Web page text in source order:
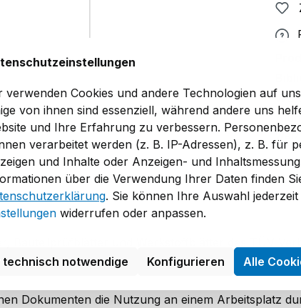
WB
Bauteilprüfblätter und Werkstoffblätter des TÜV-
Dokumenten die Nutzung an einem Arbeitsplatz
verwenden Cookies und andere Technologien auf
von ihnen sind essenziell, während andere uns
und Ihre Erfahrung zu verbessern.
verarbeitet werden (z. B. IP-Adressen), z. B. für
und Inhalte oder Anzeigen- und
über die Verwendung Ihrer Daten finden
. Sie können Ihre Auswahl
widerrufen oder anpassen.
technisch notwendige Konfigurieren Alle